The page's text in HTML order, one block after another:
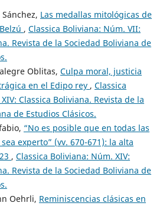
Las medallas mitológicas de
, Classica Boliviana: Núm. VII:
Revista de la Sociedad Boliviana de
Oblitas, Culpa moral, justicia
en el Edipo rey , Classica
Classica Boliviana. Revista de la
de Estudios Clásicos.
“No es posible que en todas las
experto” (vv. 670-671): la alta
, Classica Boliviana: Núm. XIV:
Revista de la Sociedad Boliviana de
Oehrli, Reminiscencias clásicas en